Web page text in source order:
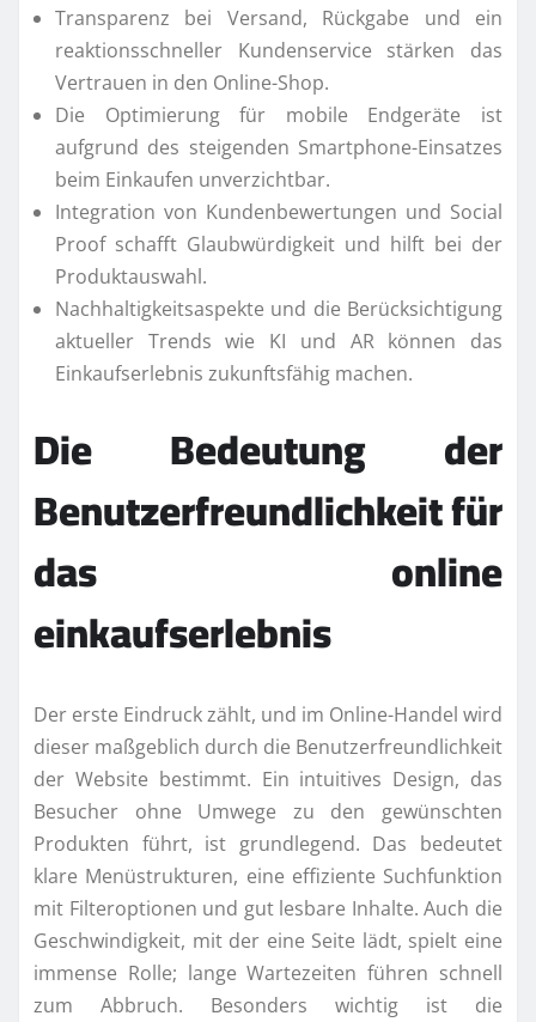
Transparenz bei Versand, Rückgabe und ein
reaktionsschneller Kundenservice stärken das
Vertrauen in den Online-Shop.
Die Optimierung für mobile Endgeräte ist
aufgrund des steigenden Smartphone-Einsatzes
beim Einkaufen unverzichtbar.
Integration von Kundenbewertungen und Social
Proof schafft Glaubwürdigkeit und hilft bei der
Produktauswahl.
Nachhaltigkeitsaspekte und die Berücksichtigung
aktueller Trends wie KI und AR können das
Einkaufserlebnis zukunftsfähig machen.
Die Bedeutung der
Benutzerfreundlichkeit für
das online
einkaufserlebnis
Der erste Eindruck zählt, und im Online-Handel wird
dieser maßgeblich durch die Benutzerfreundlichkeit
der Website bestimmt. Ein intuitives Design, das
Besucher ohne Umwege zu den gewünschten
Produkten führt, ist grundlegend. Das bedeutet
klare Menüstrukturen, eine effiziente Suchfunktion
mit Filteroptionen und gut lesbare Inhalte. Auch die
Geschwindigkeit, mit der eine Seite lädt, spielt eine
immense Rolle; lange Wartezeiten führen schnell
zum Abbruch. Besonders wichtig ist die